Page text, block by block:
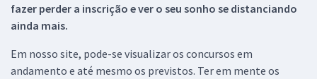
fazer perder a inscrição e ver o seu sonho se distanciando
ainda mais.
Em nosso site, pode-se visualizar os concursos em
andamento e até mesmo os previstos. Ter em mente os